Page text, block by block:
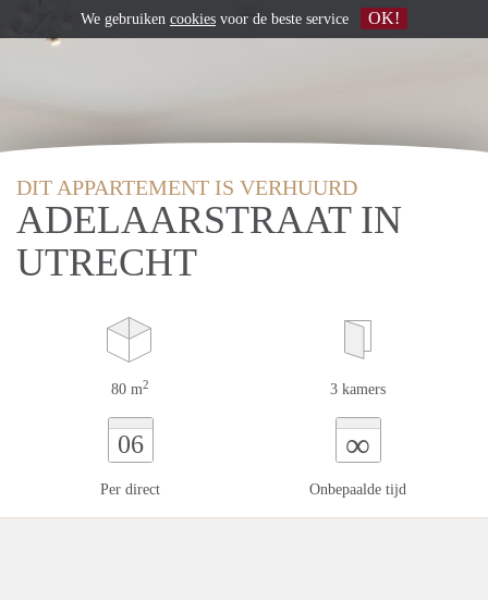
DIT APPARTEMENT IS VERHUURD
ADELAARSTRAAT IN
UTRECHT
80 m2 3 kamers
06
Per direct
∞
Onbepaalde tijd
We gebruiken cookies voor de beste service OK!